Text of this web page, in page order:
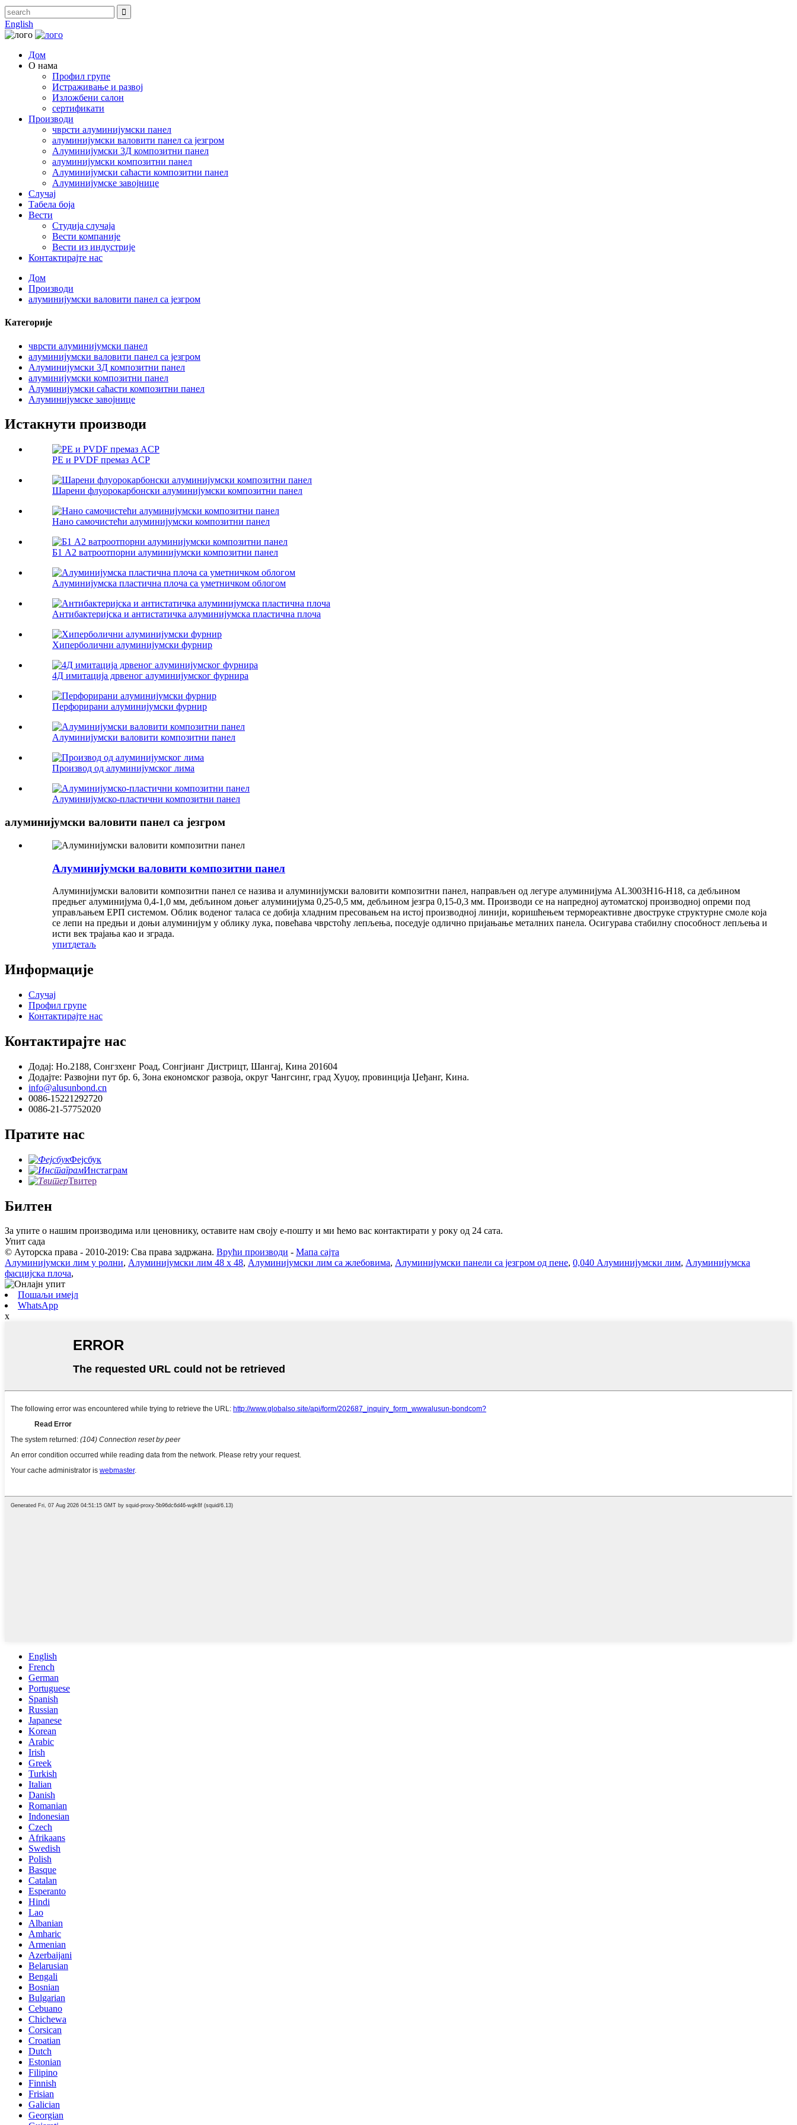
English
Дом
О нама
Профил групе
Истраживање и развој
Изложбени салон
сертификати
Производи
чврсти алуминијумски панел
алуминијумски валовити панел са језгром
Алуминијумски 3Д композитни панел
алуминијумски композитни панел
Алуминијумски саћасти композитни панел
Алуминијумске завојнице
Случај
Табела боја
Вести
Студија случаја
Вести компаније
Вести из индустрије
Контактирајте нас
Дом
Производи
алуминијумски валовити панел са језгром
Категорије
чврсти алуминијумски панел
алуминијумски валовити панел са језгром
Алуминијумски 3Д композитни панел
алуминијумски композитни панел
Алуминијумски саћасти композитни панел
Алуминијумске завојнице
Истакнути производи
PE и PVDF премаз ACP
Шарени флуорокарбонски алуминијумски композитни панел
Нано самочистећи алуминијумски композитни панел
Б1 А2 ватроотпорни алуминијумски композитни панел
Алуминијумска пластична плоча са уметничком облогом
Антибактеријска и антистатичка алуминијумска пластична плоча
Хиперболични алуминијумски фурнир
4Д имитација дрвеног алуминијумског фурнира
Перфорирани алуминијумски фурнир
Алуминијумски валовити композитни панел
Производ од алуминијумског лима
Алуминијумско-пластични композитни панел
алуминијумски валовити панел са језгром
Алуминијумски валовити композитни панел
Алуминијумски валовити композитни панел се назива и алуминијумски валовити композитни панел, направљен од легуре алуминијума AL3003H16-H18, са дебљином
предњег алуминијума 0,4-1,0 мм, дебљином доњег алуминијума 0,25-0,5 мм, дебљином језгра 0,15-0,3 мм. Производи се на напредној аутоматској производној опреми под
управљањем ЕРП системом. Облик воденог таласа се добија хладним пресовањем на истој производној линији, коришћењем термореактивне двоструке структурне смоле која
се лепи на предњи и доњи алуминијум у облику лука, повећава чврстоћу лепљења, поседује одлично пријањање металних панела. Осигурава стабилну способност лепљења и
исти век трајања као и зграда.
упитдетаљ
Информације
Случај
Профил групе
Контактирајте нас
Контактирајте нас
Додај: Но.2188, Сонгзхенг Роад, Сонгјианг Дистрицт, Шангај, Кина 201604
Додајте: Развојни пут бр. 6, Зона економског развоја, округ Чангсинг, град Хуџоу, провинција Џеђанг, Кина.
info@alusunbond.cn
0086-15221292720
0086-21-57752020
Пратите нас
Фејсбук
Инстаграм
Твитер
Билтен
За упите о нашим производима или ценовнику, оставите нам своју е-пошту и ми ћемо вас контактирати у року од 24 сата.
Упит сада
© Ауторска права - 2010-2019: Сва права задржана. Врући производи - Мапа сајта
Алуминијумски лим у ролни, Алуминијумски лим 48 x 48, Алуминијумски лим са жлебовима, Алуминијумски панели са језгром од пене, 0,040 Алуминијумски лим, Алуминијумска
фасцијска плоча,
Пошаљи имејл
WhatsApp
x
English
French
German
Portuguese
Spanish
Russian
Japanese
Korean
Arabic
Irish
Greek
Turkish
Italian
Danish
Romanian
Indonesian
Czech
Afrikaans
Swedish
Polish
Basque
Catalan
Esperanto
Hindi
Lao
Albanian
Amharic
Armenian
Azerbaijani
Belarusian
Bengali
Bosnian
Bulgarian
Cebuano
Chichewa
Corsican
Croatian
Dutch
Estonian
Filipino
Finnish
Frisian
Galician
Georgian